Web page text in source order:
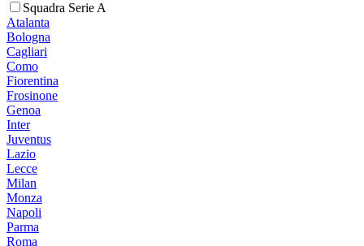
Squadra Serie A
Atalanta
Bologna
Cagliari
Como
Fiorentina
Frosinone
Genoa
Inter
Juventus
Lazio
Lecce
Milan
Monza
Napoli
Parma
Roma